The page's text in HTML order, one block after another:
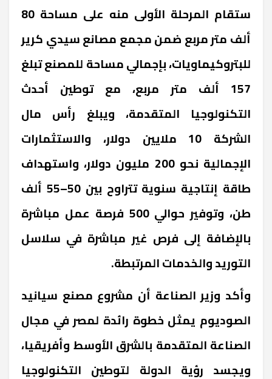
ستقام المرحلة الأولى منه على مساحة 80
ألف متر مربع ضمن مجمع مصانع سيدي كرير
للبتروكيماويات، بإجمالي مساحة للمصنع تبلغ
157 ألف متر مربع، مع توطين أحدث
التكنولوجيا المتقدمة، ويبلغ رأس مال
الشركة 10 ملايين دولار، والاستثمارات
الإجمالية نحو 200 مليون دولار، واستهداف
طاقة إنتاجية سنوية تتراوح بين 50–55 ألف
طن، وتوفير حوالي 500 فرصة عمل مباشرة
بالإضافة إلى فرص غير مباشرة في سلاسل
التوريد والخدمات المرتبطة.
وأكد وزير الصناعة أن مشروع مصنع سيانيد
الصوديوم يمثل خطوة رائدة لمصر في مجال
الصناعة المتقدمة بالشرق الأوسط وأفريقيا،
ويجسد رؤية الدولة لتوطين التكنولوجيا